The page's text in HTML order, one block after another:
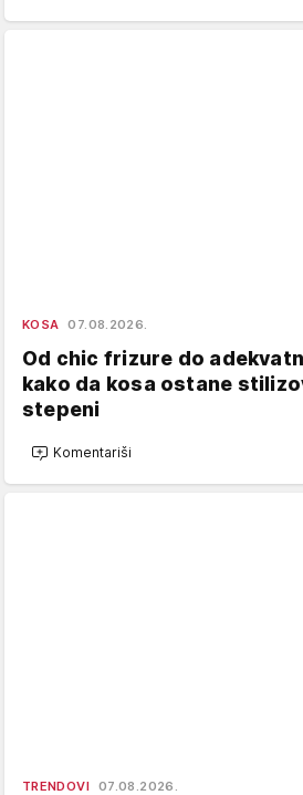
KOSA 07.08.2026.
Od chic frizure do
kako da kosa ostane
stepeni
Komentariši
TRENDOVI 07.08.2026.